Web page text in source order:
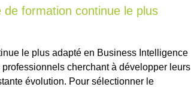
formation continue le plus
le plus adapté en Business Intelligence
cherchant à développer leurs
évolution. Pour sélectionner le